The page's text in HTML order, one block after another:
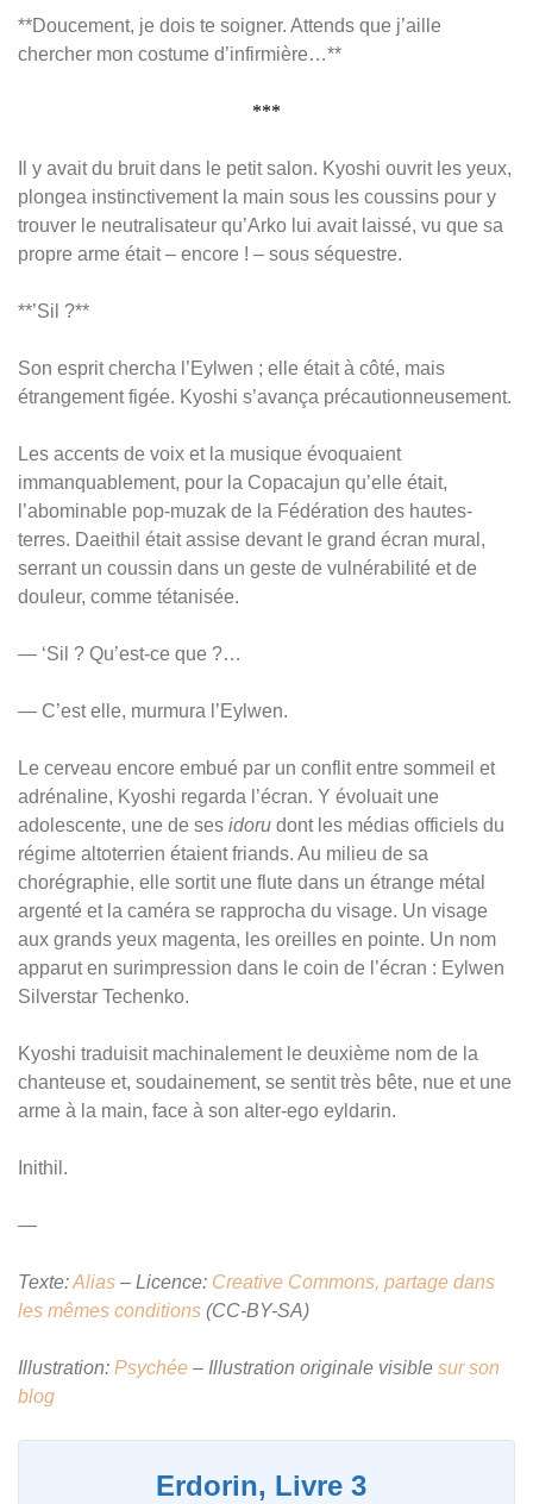
**Doucement, je dois te soigner. Attends que j’aille
chercher mon costume d’infirmière…**
***
Il y avait du bruit dans le petit salon. Kyoshi ouvrit les yeux,
plongea instinctivement la main sous les coussins pour y
trouver le neutralisateur qu’Arko lui avait laissé, vu que sa
propre arme était – encore ! – sous séquestre.
**’Sil ?**
Son esprit chercha l’Eylwen ; elle était à côté, mais
étrangement figée. Kyoshi s’avança précautionneusement.
Les accents de voix et la musique évoquaient
immanquablement, pour la Copacajun qu’elle était,
l’abominable pop-muzak de la Fédération des hautes-
terres. Daeithil était assise devant le grand écran mural,
serrant un coussin dans un geste de vulnérabilité et de
douleur, comme tétanisée.
— ‘Sil ? Qu’est-ce que ?…
— C’est elle, murmura l’Eylwen.
Le cerveau encore embué par un conflit entre sommeil et
adrénaline, Kyoshi regarda l’écran. Y évoluait une
adolescente, une de ses idoru dont les médias officiels du
régime altoterrien étaient friands. Au milieu de sa
chorégraphie, elle sortit une flute dans un étrange métal
argenté et la caméra se rapprocha du visage. Un visage
aux grands yeux magenta, les oreilles en pointe. Un nom
apparut en surimpression dans le coin de l’écran : Eylwen
Silverstar Techenko.
Kyoshi traduisit machinalement le deuxième nom de la
chanteuse et, soudainement, se sentit très bête, nue et une
arme à la main, face à son alter-ego eyldarin.
Inithil.
—
Texte:Alias – Licence: Creative Commons, partage dans
les mêmes conditions (CC-BY-SA)
Illustration: Psychée – Illustration originale visible sur son
blog
Erdorin, Livre 3